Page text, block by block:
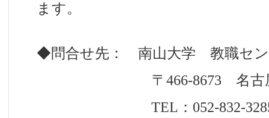
ます。
◆問合せ先： 南山大学 教職セン
〒466-8673 名古屋市
TEL：052-832-